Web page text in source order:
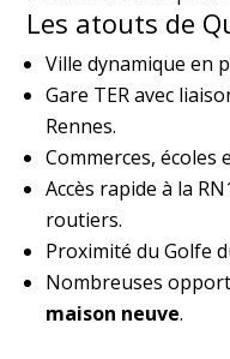
Les atouts de
Ville dynamique en
Gare TER avec
Rennes.
Commerces, écoles
Accès rapide à la
routiers.
Proximité du Golfe
Nombreuses
maison neuve.